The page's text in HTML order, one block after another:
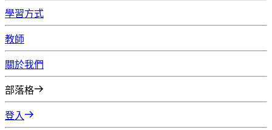
學習方式
教師
關於我們
部落格
登入